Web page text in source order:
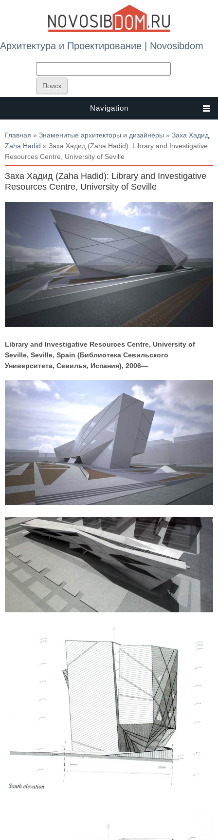
Архитектура и Проектирование | Novosibdom
Navigation
Вы здесь
Главная » Знаменитые архитекторы и дизайнеры » Заха Хадид.
Zaha Hadid » Заха Хадид (Zaha Hadid): Library and Investigative
Resources Centre, University of Seville
Заха Хадид (Zaha Hadid): Library and Investigative
Resources Centre, University of Seville
Library and Investigative Resources Centre, University of
Seville, Seville, Spain (Библиотека Севильского
Университета, Севилья, Испания), 2006—